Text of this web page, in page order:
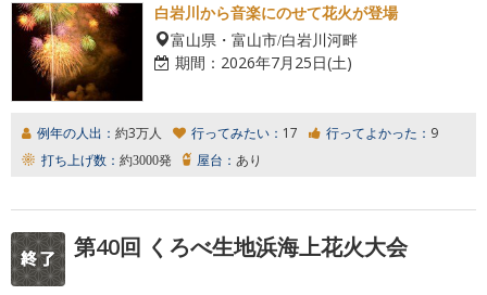
白岩川から音楽にのせて花火が登場
富山県・富山市/白岩川河畔
期間： 2026年7月25日(土)
例年の人出： 約3万人 行ってみたい： 17 行ってよかった： 9
打ち上げ数： 約3000発 屋台： あり
第40回 くろべ生地浜海上花火大会